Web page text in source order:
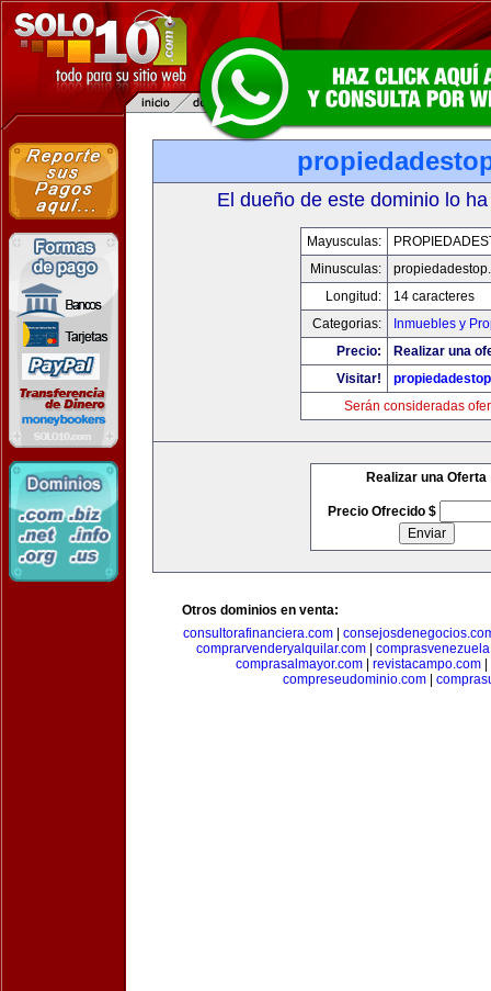
El dueño de este dominio lo
Mayusculas:
Minusculas:
Longitud:
14 caracteres
Categorias:
Inmuebles y
Precio:
Realizar una
Visitar!
Serán consideradas
Realizar una Oferta
Precio Ofrecido $
Otros dominios en venta:
consultorafinanciera.com|
comprarvenderyalquilar.com|
comprasalmayor.com| revistacampo.com|
compreseudominio.com|